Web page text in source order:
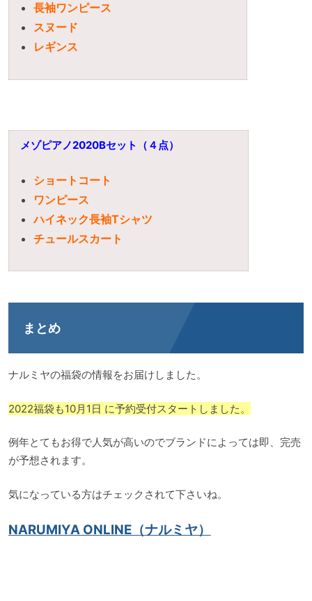
長袖ワンピース
スヌード
レギンス
メゾピアノ2020Bセット（４点）
ショートコート
ワンピース
ハイネック長袖Tシャツ
チュールスカート
まとめ
ナルミヤの福袋の情報をお届けしました。
2022福袋も10月1日 に予約受付スタートしました。
例年とてもお得で人気が高いのでブランドによっては即、完売
が予想されます。
気になっている方はチェックされて下さいね。
NARUMIYA ONLINE（ナルミヤ）